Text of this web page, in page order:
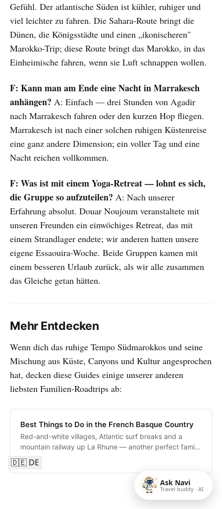
Gefühl. Der atlantische Süden ist kühler, ruhiger und
viel leichter zu fahren. Die Sahara-Route bringt die
Dünen, die Königsstädte und einen „ikonischeren"
Marokko-Trip; diese Route bringt das Marokko, in das
Einheimische fahren, wenn sie Luft schnappen wollen.
F: Kann man am Ende eine Nacht in Marrakesch
anhängen? A: Einfach — drei Stunden von Agadir
nach Marrakesch fahren oder den kurzen Hop fliegen.
Marrakesch ist nach einer solchen ruhigen Küstenreise
eine ganz andere Dimension; ein voller Tag und eine
Nacht reichen vollkommen.
F: Was ist mit einem Yoga-Retreat — lohnt es sich,
die Gruppe so aufzuteilen? A: Nach unserer
Erfahrung absolut. Douar Noujoum veranstaltete mit
unseren Freunden ein einwöchiges Retreat, das mit
einem Strandlager endete; wir anderen hatten unsere
eigene Essaouira-Woche. Beide Gruppen kamen mit
einem besseren Urlaub zurück, als wir alle zusammen
das Gleiche getan hätten.
Mehr Entdecken
Wenn dich das ruhige Tempo Südmarokkos und seine
Mischung aus Küste, Canyons und Kultur angesprochen
hat, decken diese Guides einige unserer anderen
liebsten Familien-Roadtrips ab:
Best Things to Do in the French Basque Country
Red-and-white villages, Atlantic surf breaks and a
mountain railway up La Rhune — another perfect family
road-trip region.
Ask Navi
Travel buddy · AI
🇩🇪 DE